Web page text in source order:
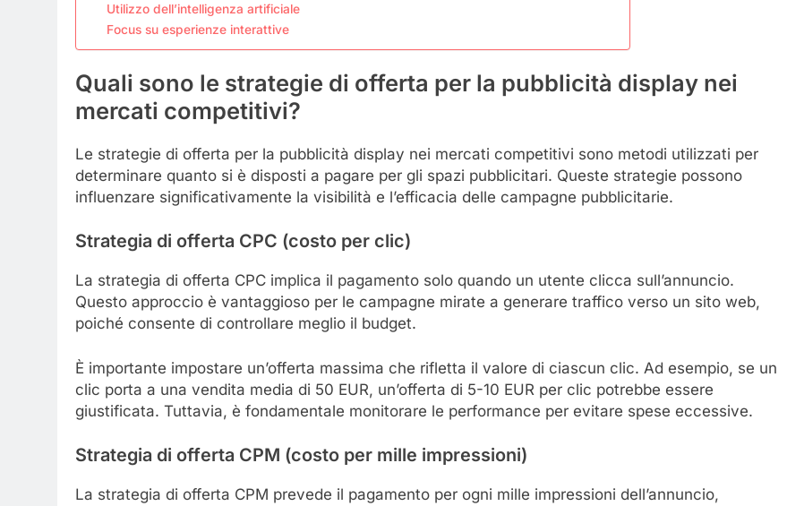
Utilizzo dell’intelligenza artificiale
Focus su esperienze interattive
Quali sono le strategie di offerta per la pubblicità display nei
mercati competitivi?
Le strategie di offerta per la pubblicità display nei mercati competitivi sono metodi utilizzati per
determinare quanto si è disposti a pagare per gli spazi pubblicitari. Queste strategie possono
influenzare significativamente la visibilità e l’efficacia delle campagne pubblicitarie.
Strategia di offerta CPC (costo per clic)
La strategia di offerta CPC implica il pagamento solo quando un utente clicca sull’annuncio.
Questo approccio è vantaggioso per le campagne mirate a generare traffico verso un sito web,
poiché consente di controllare meglio il budget.
È importante impostare un’offerta massima che rifletta il valore di ciascun clic. Ad esempio, se un
clic porta a una vendita media di 50 EUR, un’offerta di 5-10 EUR per clic potrebbe essere
giustificata. Tuttavia, è fondamentale monitorare le performance per evitare spese eccessive.
Strategia di offerta CPM (costo per mille impressioni)
La strategia di offerta CPM prevede il pagamento per ogni mille impressioni dell’annuncio,